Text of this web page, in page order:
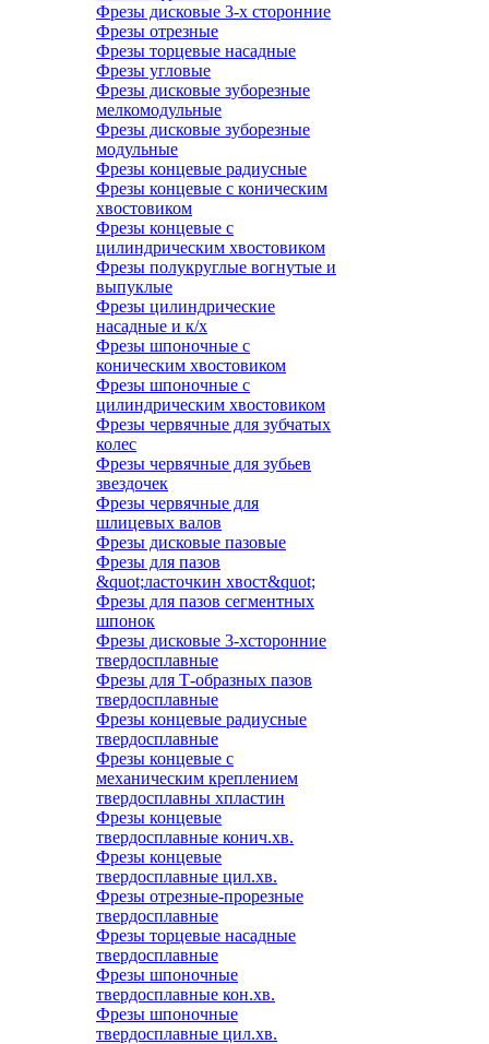
Фрезы дисковые 3-х сторонние
Фрезы отрезные
Фрезы торцевые насадные
Фрезы угловые
Фрезы дисковые зуборезные
мелкомодульные
Фрезы дисковые зуборезные
модульные
Фрезы концевые радиусные
Фрезы концевые с коническим
хвостовиком
Фрезы концевые с
цилиндрическим хвостовиком
Фрезы полукруглые вогнутые и
выпуклые
Фрезы цилиндрические
насадные и к/х
Фрезы шпоночные с
коническим хвостовиком
Фрезы шпоночные с
цилиндрическим хвостовиком
Фрезы червячные для зубчатых
колес
Фрезы червячные для зубьев
звездочек
Фрезы червячные для
шлицевых валов
Фрезы дисковые пазовые
Фрезы для пазов
&quot;ласточкин хвост&quot;
Фрезы для пазов сегментных
шпонок
Фрезы дисковые 3-хсторонние
твердосплавные
Фрезы для Т-образных пазов
твердосплавные
Фрезы концевые радиусные
твердосплавные
Фрезы концевые с
механическим креплением
твердосплавны хпластин
Фрезы концевые
твердосплавные конич.хв.
Фрезы концевые
твердосплавные цил.хв.
Фрезы отрезные-прорезные
твердосплавные
Фрезы торцевые насадные
твердосплавные
Фрезы шпоночные
твердосплавные кон.хв.
Фрезы шпоночные
твердосплавные цил.хв.